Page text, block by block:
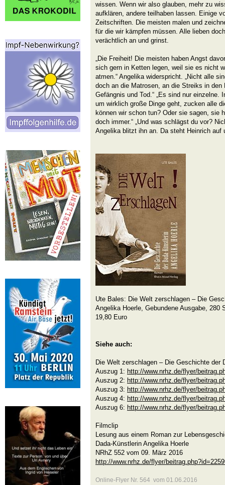
wissen. Wenn wir also glauben, mehr zu
aufklären, andere teilhaben lassen. Einige
Zeitschriften. Die meisten malen und
für die wir kämpfen müssen. Alle lieben
verächtlich an und grinst.
„Die Freiheit! Die meisten haben Angst
sich gern in Ketten legen, weil sie es nicht
atmen.“ Angelika widerspricht. „Nicht alle
doch an die Matrosen, an die Streiks in
Gefängnis und Tod.“ „Es sind nur einzelne.
um wirklich große Dinge geht, zucken alle
können wir schon tun? Oder sie sagen, sie
doch immer.“ „Und was schlägst du vor?
Angelika blitzt ihn an. Da steht Heinrich auf
Ute Bales: Die Welt zerschlagen – Die
Angelika Hoerle, Gebundene Ausgabe, 280
19,80 Euro
Siehe auch:
Die Welt zerschlagen – Die Geschichte der
Auszug 1: http://www.nrhz.de/flyer/
Auszug 2: http://www.nrhz.de/flyer/
Auszug 3: http://www.nrhz.de/flyer/
Auszug 4: http://www.nrhz.de/flyer/
Auszug 6: http://www.nrhz.de/flyer/
Filmclip
Lesung aus einem Roman zur
Dada-Künstlerin Angelika Hoerle
NRhZ 552 vom 09. März 2016
http://www.nrhz.de/flyer/
Online-Flyer Nr. 564 vom 01.06.2016